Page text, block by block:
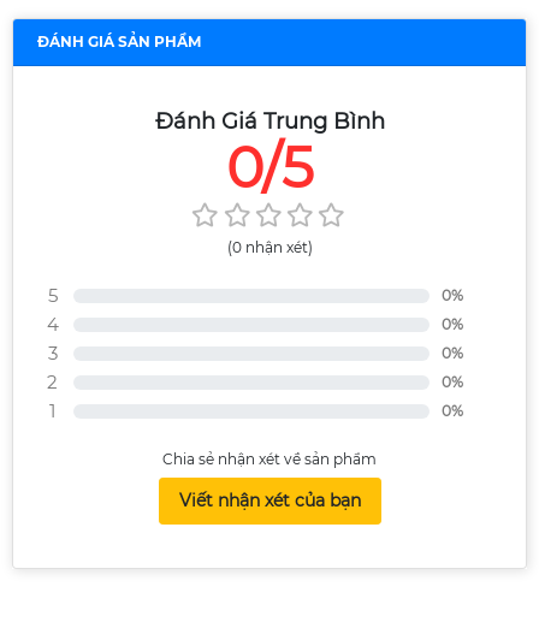
ĐÁNH GIÁ SẢN PHẨM
Đánh Giá Trung Bình
0/5
(0 nhận xét)
5 0%
4 0%
3 0%
2 0%
1 0%
Chia sẻ nhận xét về sản phẩm
Viết nhận xét của bạn